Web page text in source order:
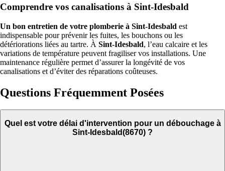
Comprendre vos canalisations à Sint-Idesbald
Un bon entretien de votre plomberie à Sint-Idesbald est
indispensable pour prévenir les fuites, les bouchons ou les
détériorations liées au tartre. À Sint-Idesbald, l’eau calcaire et les
variations de température peuvent fragiliser vos installations. Une
maintenance régulière permet d’assurer la longévité de vos
canalisations et d’éviter des réparations coûteuses.
Questions Fréquemment Posées
Quel est votre délai d'intervention pour un débouchage à
Sint-Idesbald(8670) ?